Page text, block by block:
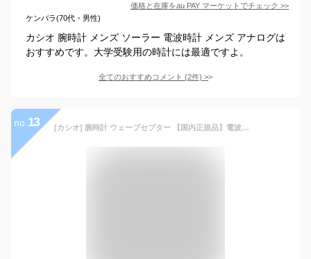
価格と在庫をau PAY マーケット でチェック >>
ケンバラ(70代・男性)
カシオ 腕時計 メンズ ソーラー 電波時計 メンズ アナログは
おすすめです。大学受験用の時計には最適ですよ。
全てのおすすめコメント (2件) >
no. 13 [カシオ] 腕時計 ウェーブセプター 【国内正規品】電波ソーラー WVA-M630B-3AJF メンズ グリーン